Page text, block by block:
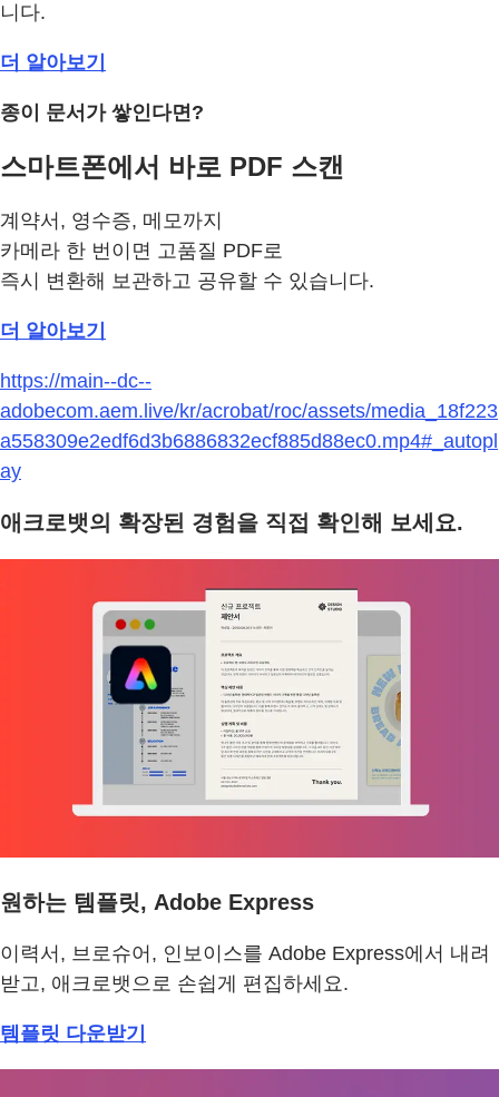
니다.
더 알아보기
종이 문서가 쌓인다면?
스마트폰에서 바로 PDF 스캔
계약서, 영수증, 메모까지
카메라 한 번이면 고품질 PDF로
즉시 변환해 보관하고 공유할 수 있습니다.
더 알아보기
https://main--dc--
adobecom.aem.live/kr/acrobat/roc/assets/media_18f223
a558309e2edf6d3b6886832ecf885d88ec0.mp4#_autopl
ay
애크로뱃의 확장된 경험을 직접 확인해 보세요.
원하는 템플릿, Adobe Express
이력서, 브로슈어, 인보이스를 Adobe Express에서 내려
받고, 애크로뱃으로 손쉽게 편집하세요.
템플릿 다운받기